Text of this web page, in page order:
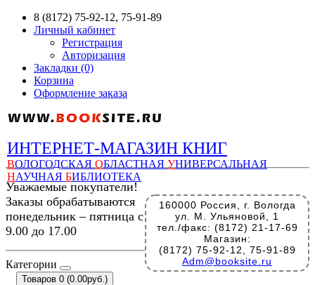
8 (8172) 75-92-12, 75-91-89
Личный кабинет
Регистрация
Авторизация
Закладки (0)
Корзина
Оформление заказа
ИНТЕРНЕТ-МАГАЗИН КНИГ
ВОЛОГОДСКАЯ ОБЛАСТНАЯ УНИВЕРСАЛЬНАЯ
НАУЧНАЯ БИБЛИОТЕКА
160000 Россия, г. Вологда
ул. М. Ульяновой, 1
тел./факс: (8172) 21-17-69
Магазин:
(8172) 75-92-12, 75-91-89
Adm@booksite.ru
Уважаемые покупатели!
Заказы обрабатываются
понедельник – пятница с
9.00 до 17.00
Категории
Товаров 0 (0.00руб.)